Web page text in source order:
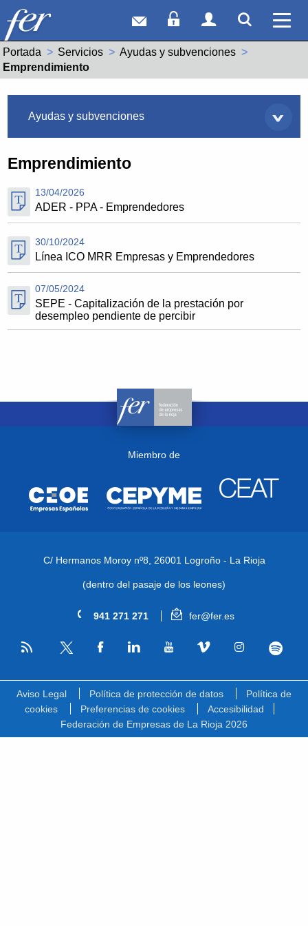
Correo webAcceso Socios
Acceso
Portada Servicios
Ayudas y subvenciones
Actual:
Emprendimiento
Ayudas y subvenciones
Emprendimiento
13/04/2026
ADER - PPA - Emprendedores
30/10/2024
Línea ICO MRR Empresas y Emprendedores
07/05/2024
SEPE - Capitalización de la prestación por
desempleo pendiente de percibir
Miembro de
C/ Hermanos Moroy nº8, 26001 Logroño - La Rioja
(dentro del pasaje de los leones)
941 271 271 fer@fer.es
RSS
Aviso Legal Política de protección de datos
Política de
cookies
Preferencias de cookies
Accesibilidad
Federación de Empresas de La Rioja 2026